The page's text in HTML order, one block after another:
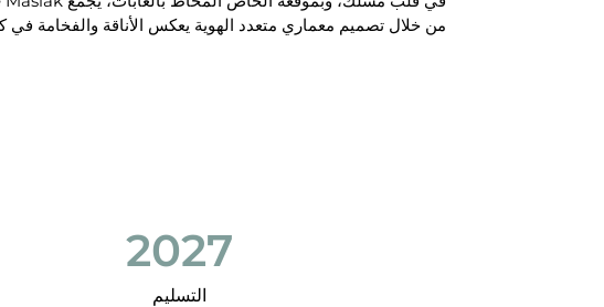
من خلال تصميم معماري متعدد الهوية يعكس الأناقة والفخامة
التسليم
2027